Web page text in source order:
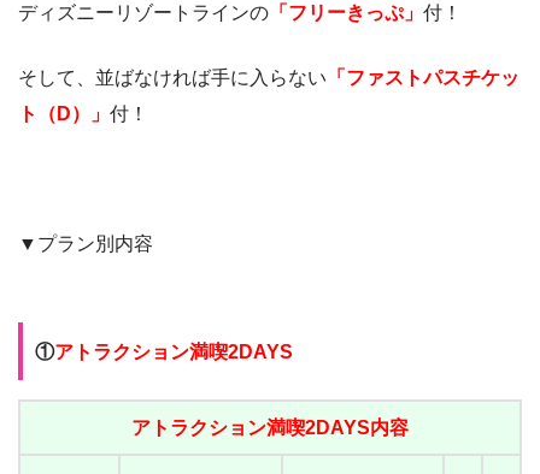
ディズニーリゾートラインの 「フリーきっぷ」 付！
そして、並ばなければ手に入らない 「ファストパスチケッ
ト（D）」 付！
▼プラン別内容
①アトラクション満喫2DAYS
アトラクション満喫2DAYS内容